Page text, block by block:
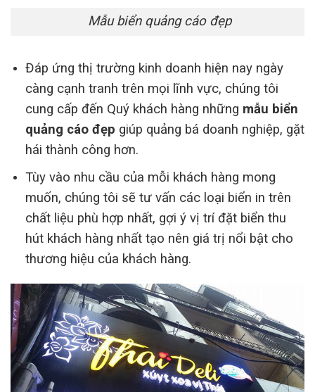
Mẫu biển quảng cáo đẹp
Đáp ứng thị trường kinh doanh hiện nay ngày
càng cạnh tranh trên mọi lĩnh vực, chúng tôi
cung cấp đến Quý khách hàng những mẫu biển
quảng cáo đẹp giúp quảng bá doanh nghiệp, gặt
hái thành công hơn.
Tùy vào nhu cầu của mỗi khách hàng mong
muốn, chúng tôi sẽ tư vấn các loại biển in trên
chất liệu phù hợp nhất, gợi ý vị trí đặt biển thu
hút khách hàng nhất tạo nên giá trị nổi bật cho
thương hiệu của khách hàng.